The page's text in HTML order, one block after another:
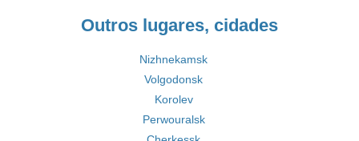
Outros lugares, cidades
Nizhnekamsk
Volgodonsk
Korolev
Perwouralsk